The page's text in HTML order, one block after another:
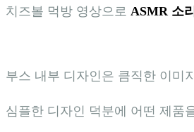
치즈볼 먹방 영상으로 ASMR 소
부스 내부 디자인은 큼직한 이미
심플한 디자인 덕분에 어떤 제품